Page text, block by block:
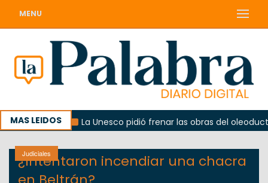
MENU
MAS LEIDOSLa Unesco pidió frenar las obras del oleoducto en
Judiciales
¿Intentaron incendiar una chacra